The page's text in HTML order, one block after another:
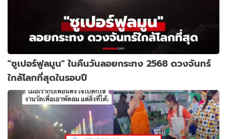
"ซูเปอร์ฟูลมูน" ในคืนวันลอยกระทง 2568 ดวงจันทร์
ใกล้โลกที่สุดในรอบปี